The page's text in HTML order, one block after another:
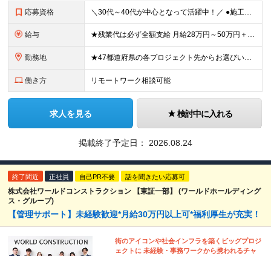
応募資格 ＼30代～40代が中心となって活躍中！／ ●施工管理の経験を1年以上お持ちの方 ※建築・土木・設備・電気など、分野は問いません。建設業界での何らかの現場経験が1年以上ある方もご応募ください！ ★こん
給与 ★残業代は必ず全額支給 月給28万円～50万円＋各種手当＋賞与年2回 ※前職でのお給料や経験・能力を考慮の上、決定します。 ※試用期間3カ月あり（賞与は試用期間終了後より支給対象となります） ★創
勤務地 ★47都道府県の各プロジェクト先からお選びいただけます！ ★寮・社宅補助／引越費用補助／住宅手当あり ★マイカー通勤OK 配属先は希望を考慮して決定します。 ＜プロジェクト先＞ ★東北・関東・東海
働き方 リモートワーク相談可能
求人を見る 検討中に入れる
掲載終了予定日： 2026.08.24
終了間近 正社員 自己PR不要 話を聞きたい応募可
株式会社ワールドコンストラクション 【東証一部】 (ワールドホールディング
ス・グループ)
【管理サポート】未経験歓迎*月給30万円以上可*福利厚生が充実！
街のアイコンや社会インフラを築くビッグプロジ
ェクトに 未経験・事務ワークから携われるチャ